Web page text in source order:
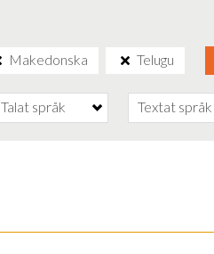
Makedonska Telugu
Talat språk Textat språk